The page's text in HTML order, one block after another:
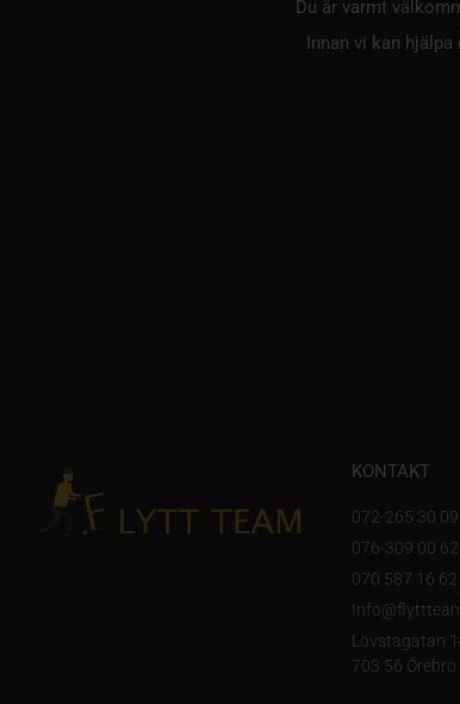
Du är varmt
Innan vi kan
KONTAKT
072-265 30 09
076-309 00 62
070 587 16 62
Lövstagatan
703 56 Örebro